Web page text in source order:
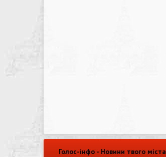
Голос-інфо - Новини твого міста